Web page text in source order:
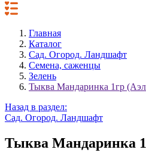
Главная
Каталог
Сад. Огород. Ландшафт
Семена, саженцы
Зелень
Тыква Мандаринка 1гр
Назад в раздел:
Сад. Огород. Ландшафт
Тыква Мандаринка